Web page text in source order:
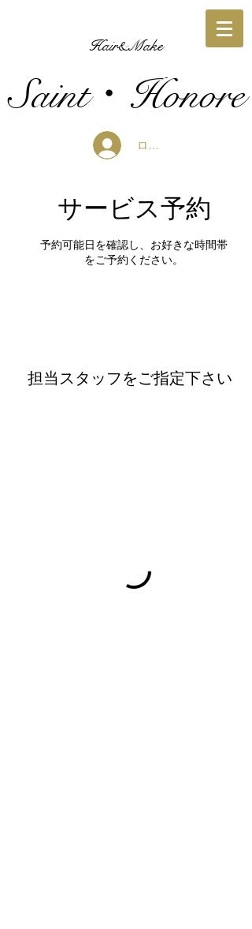
Hair&Make
Saint・Honore
ログイン
サービス予約
予約可能日を確認し、お好きな時間帯
をご予約ください。
担当スタッフをご指定下さい